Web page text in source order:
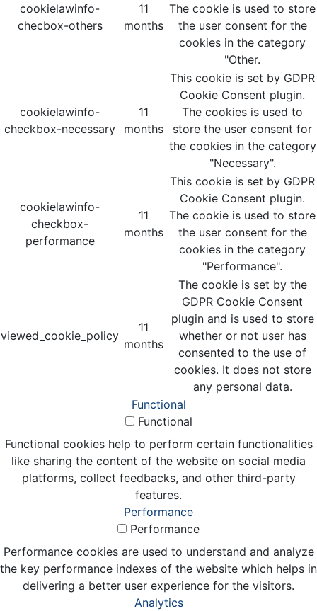
cookielawinfo-
checbox-others
11
months
The cookie is used to store
the user consent for the
cookies in the category
"Other.
cookielawinfo-
checkbox-necessary
11
months
This cookie is set by GDPR
Cookie Consent plugin.
The cookies is used to
store the user consent for
the cookies in the category
"Necessary".
cookielawinfo-
checkbox-
performance
11
months
This cookie is set by GDPR
Cookie Consent plugin.
The cookie is used to store
the user consent for the
cookies in the category
"Performance".
viewed_cookie_policy
11
months
The cookie is set by the
GDPR Cookie Consent
plugin and is used to store
whether or not user has
consented to the use of
cookies. It does not store
any personal data.
Functional
Functional
Functional cookies help to perform certain functionalities
like sharing the content of the website on social media
platforms, collect feedbacks, and other third-party
features.
Performance
Performance
Performance cookies are used to understand and analyze
the key performance indexes of the website which helps in
delivering a better user experience for the visitors.
Analytics